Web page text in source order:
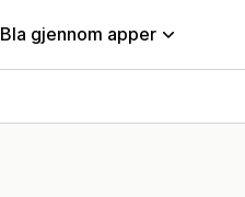
Bla gjennom apper